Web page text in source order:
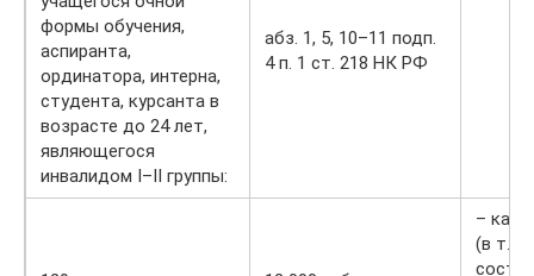
формы обучения,
аспиранта,
ординатора, интерна,
студента, курсанта в
возрасте до 24 лет,
являющегося
инвалидом I–II группы:
абз. 1, 5, 10–11 подп.
4 п. 1 ст. 218 НК РФ
–
(в т.